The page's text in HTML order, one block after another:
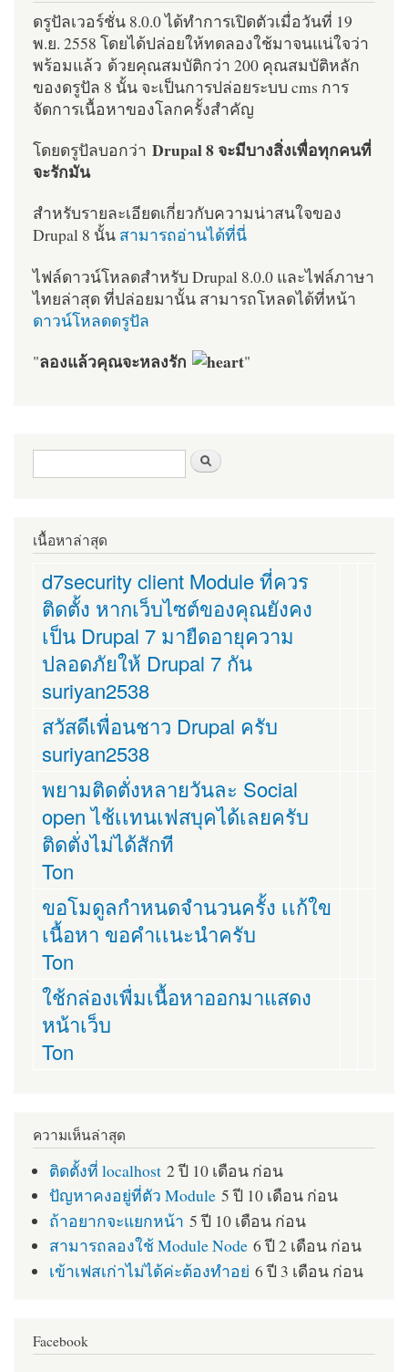
ดรูปัลเวอร์ชั่น 8.0.0 ได้ทำการเปิดตัวเมื่อวันที่ 19
พ.ย. 2558 โดยได้ปล่อยให้ทดลองใช้มาจนแน่ใจว่า
พร้อมแล้ว ด้วยคุณสมบัติกว่า 200 คุณสมบัติหลัก
ของดรูปัล 8 นั้น จะเป็นการปล่อยระบบ cms การ
จัดการเนื้อหาของโลกครั้งสำคัญ
โดยดรูปัลบอกว่า Drupal 8 จะมีบางสิ่งเพื่อทุกคนที่
จะรักมัน
สำหรับรายละเอียดเกี่ยวกับความน่าสนใจของ
Drupal 8 นั้น สามารถอ่านได้ที่นี่
ไฟล์ดาวน์โหลดสำหรับ Drupal 8.0.0 และไฟล์ภาษา
ไทยล่าสุด ที่ปล่อยมานั้น สามารถโหลดได้ที่หน้า
ดาวน์โหลดดรูปัล
"ลองแล้วคุณจะหลงรัก "
ฟอร์มค้นหา
เนื้อหาล่าสุด
d7security client Module ที่ควร
ติดตั้ง หากเว็บไซต์ของคุณยังคง
เป็น Drupal 7 มายืดอายุความ
ปลอดภัยให้ Drupal 7 กัน
suriyan2538
สวัสดีเพื่อนชาว Drupal ครับ
suriyan2538
พยามติดตั่งหลายวันละ Social
open ไช้เเทนเฟสบุคได้เลยครับ
ติดตั่งไม่ได้สักที
Ton
ขอโมดูลกำหนดจำนวนครั้ง เเก้ใข
เนื้อหา ขอคำเเนะนำครับ
Ton
ใช้กล่องเพื่มเนื้อหาออกมาแสดง
หน้าเว็บ
Ton
ความเห็นล่าสุด
ติดตั้งที่ localhost 2 ปี 10 เดือน ก่อน
ปัญหาคงอยู่ที่ตัว Module 5 ปี 10 เดือน ก่อน
ถ้าอยากจะแยกหน้า 5 ปี 10 เดือน ก่อน
สามารถลองใช้ Module Node 6 ปี 2 เดือน ก่อน
เข้าเฟสเก่าไม่ได้ค่ะต้องทำอย่ 6 ปี 3 เดือน ก่อน
Facebook